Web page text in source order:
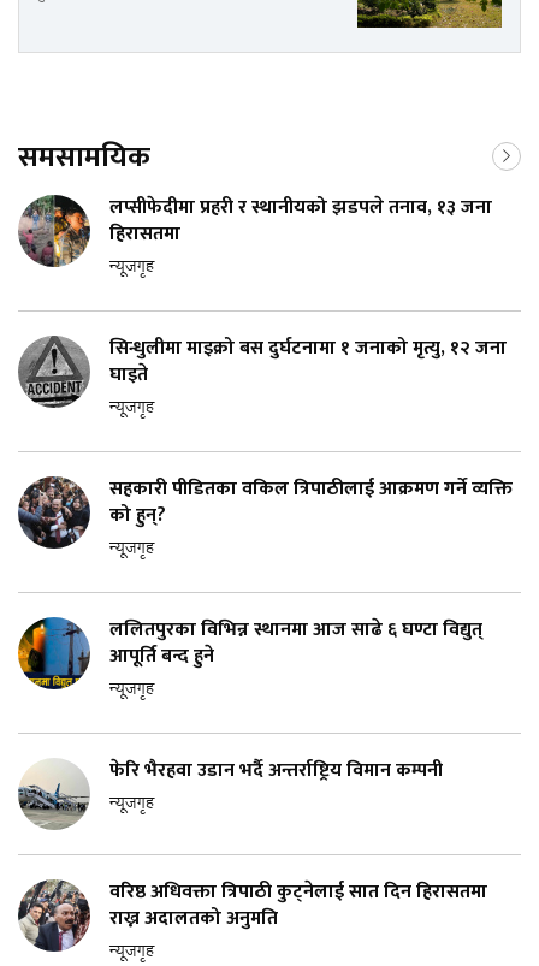
समसामयिक
लप्सीफेदीमा प्रहरी र स्थानीयको झडपले तनाव, १३ जना
हिरासतमा
न्यूजगृह
सिन्धुलीमा माइक्रो बस दुर्घटनामा १ जनाको मृत्यु, १२ जना
घाइते
न्यूजगृह
सहकारी पीडितका वकिल त्रिपाठीलाई आक्रमण गर्ने व्यक्ति
को हुन्?
न्यूजगृह
ललितपुरका विभिन्न स्थानमा आज साढे ६ घण्टा विद्युत्
आपूर्ति बन्द हुने
न्यूजगृह
फेरि भैरहवा उडान भर्दै अन्तर्राष्ट्रिय विमान कम्पनी
न्यूजगृह
वरिष्ठ अधिवक्ता त्रिपाठी कुट्नेलाई सात दिन हिरासतमा
राख्न अदालतको अनुमति
न्यूजगृह